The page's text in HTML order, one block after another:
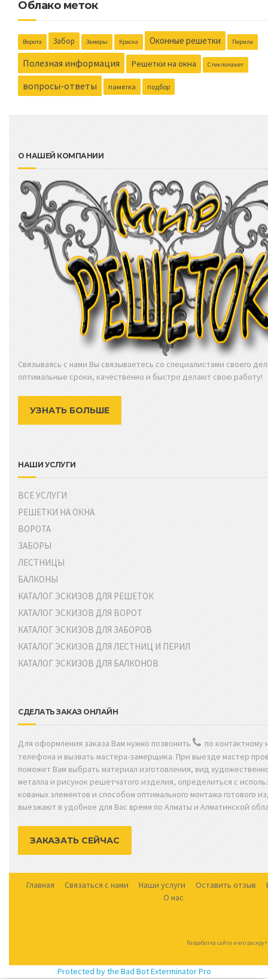
Облако меток
Ворота Забор Замеры Краска Оконные решетки Перила
Полезная информация Решетки на окна Стеклопакет
вопросы-ответы памятка подбор
О НАШЕЙ КОМПАНИИ
Связываясь с нами Вы связываетесь со специалистами своего
оптимальные сроки, качественно и быстро делают свою работу!
УЗНАТЬ БОЛЬШЕ
НАШИ УСЛУГИ
ВСЕ УСЛУГИ
РЕШЕТКИ НА ОКНА
ВОРОТА
ЗАБОРЫ
ЛЕСТНИЦЫ
БАЛКОНЫ
КАТАЛОГ ЭСКИЗОВ ДЛЯ РЕШЕТОК
КАТАЛОГ ЭСКИЗОВ ДЛЯ ВОРОТ
КАТАЛОГ ЭСКИЗОВ ДЛЯ ЗАБОРОВ
КАТАЛОГ ЭСКИЗОВ ДЛЯ ЛЕСТНИЦ И ПЕРИЛ
КАТАЛОГ ЭСКИЗОВ ДЛЯ БАЛКОНОВ
СДЕЛАТЬ ЗАКАЗ ОНЛАЙН
Для оформления заказа Вам нужно позвонить
по контактному
телефона и вызвать мастера-замерщика. При выезде мастер
поможет Вам выбрать материал изготовления, вид
металла и рисунок решетчатого изделия, определиться с
кованых элементов и способом оптимального монтажа готового
выезжают в удобное для Вас время по Алматы и Алматинской
ЗАКАЗАТЬ СЕЙЧАС
Главная Связаться с нами Наши услуги Оставить отзыв
О нас
Разработка сайта и его
Protected by the Bad Bot Exterminator Pro